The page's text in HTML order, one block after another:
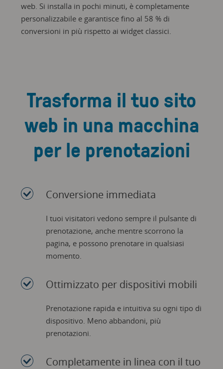
web. Si installa in pochi minuti, è completamente
personalizzabile e garantisce fino al 58 % di
conversioni in più rispetto ai widget classici.
Trasforma il tuo sito
web in una macchina
per le prenotazioni
Conversione immediata
I tuoi visitatori vedono sempre il pulsante di
prenotazione, anche mentre scorrono la
pagina, e possono prenotare in qualsiasi
momento.
Ottimizzato per dispositivi mobili
Prenotazione rapida e intuitiva su ogni tipo di
dispositivo. Meno abbandoni, più
prenotazioni.
Completamente in linea con il tuo